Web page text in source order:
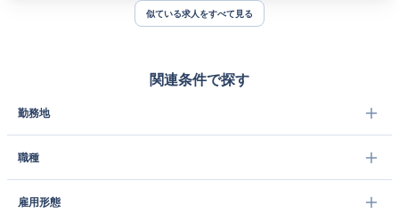
似ている求人をすべて見る
関連条件で探す
勤務地
職種
雇用形態